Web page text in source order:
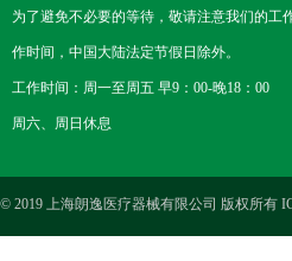
为了避免不必要的等待，敬请注意我们的工
作时间，中国大陆法定节假日除外。
工作时间：周一至周五 早9：00-晚18：00
周六、周日休息
© 2019 上海朗逸医疗器械有限公司 版权所有